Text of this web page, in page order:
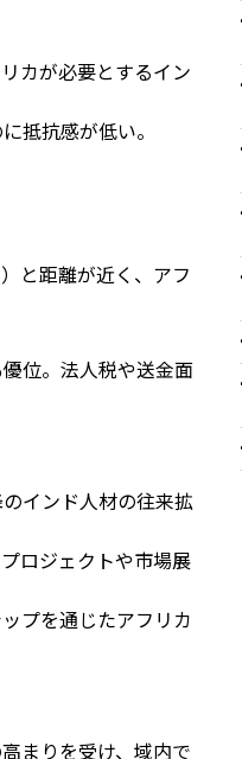
カが必要とするイン
抵抗感が低い。
と距離が近く、アフ
位。法人税や送金面
インド人材の往来拡
ロジェクトや市場展
プを通じたアフリカ
まりを受け、域内で